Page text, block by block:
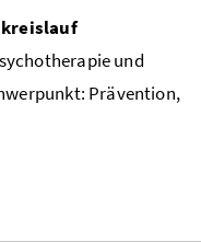
und
Prävention,